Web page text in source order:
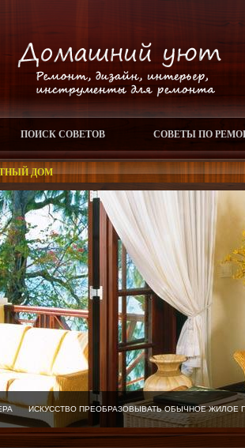
ПОИСК СОВЕТОВ СОВЕТЫ ПО
ДОМ
ИСКУССТВО ПРЕОБРАЗОВЫВАТЬ ОБЫЧНОЕ